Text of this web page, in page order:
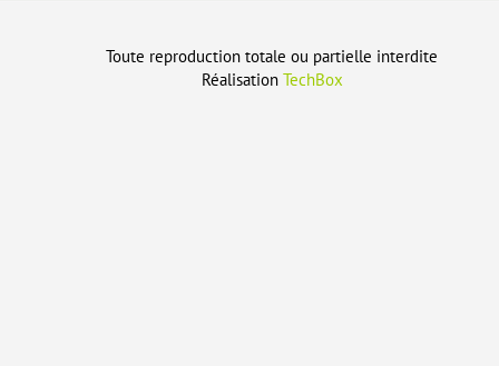
Toute reproduction totale ou partielle interdite
Réalisation TechBox